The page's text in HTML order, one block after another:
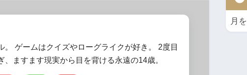
。 ゲームはクイズやローグライクが好き。 2度目
、ますます現実から目を背ける永遠の14歳。